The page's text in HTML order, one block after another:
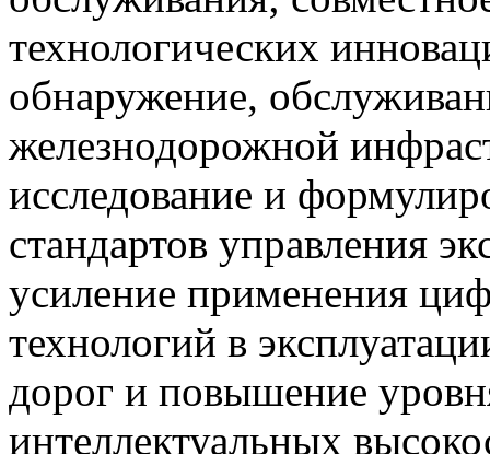
технологических
обнаружение,
железнодорожной
исследование и
стандартов управления
усиление применения
технологий в
дорог и повышение
интеллектуальных